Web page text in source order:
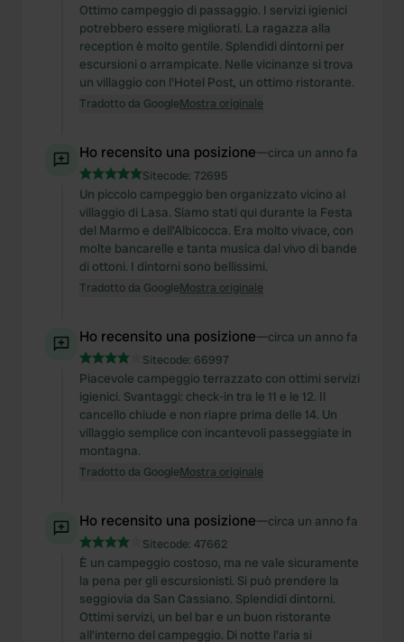
Ottimo campeggio di passaggio. I servizi igienici
potrebbero essere migliorati. La ragazza alla
reception è molto gentile. Splendidi dintorni per
escursioni o arrampicate. Nelle vicinanze si trova
un villaggio con l'Hotel Post, un ottimo ristorante.
Tradotto da GoogleMostra originale
Ho recensito una posizione—circa un anno fa
Sitecode: 72695
Un piccolo campeggio ben organizzato vicino al
villaggio di Lasa. Siamo stati qui durante la Festa
del Marmo e dell'Albicocca. Era molto vivace, con
molte bancarelle e tanta musica dal vivo di bande
di ottoni. I dintorni sono bellissimi.
Tradotto da GoogleMostra originale
Ho recensito una posizione—circa un anno fa
Sitecode: 66997
Piacevole campeggio terrazzato con ottimi servizi
igienici. Svantaggi: check-in tra le 11 e le 12. Il
cancello chiude e non riapre prima delle 14. Un
villaggio semplice con incantevoli passeggiate in
montagna.
Tradotto da GoogleMostra originale
Ho recensito una posizione—circa un anno fa
Sitecode: 47662
È un campeggio costoso, ma ne vale sicuramente
la pena per gli escursionisti. Si può prendere la
seggiovia da San Cassiano. Splendidi dintorni.
Ottimi servizi, un bel bar e un buon ristorante
all'interno del campeggio. Di notte l'aria si